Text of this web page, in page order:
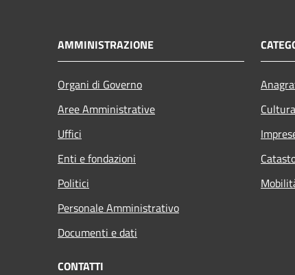
AMMINISTRAZIONE
Organi di Governo
Aree Amministrative
Uffici
Enti e fondazioni
Politici
Personale Amministrativo
Documenti e dati
CONTATTI